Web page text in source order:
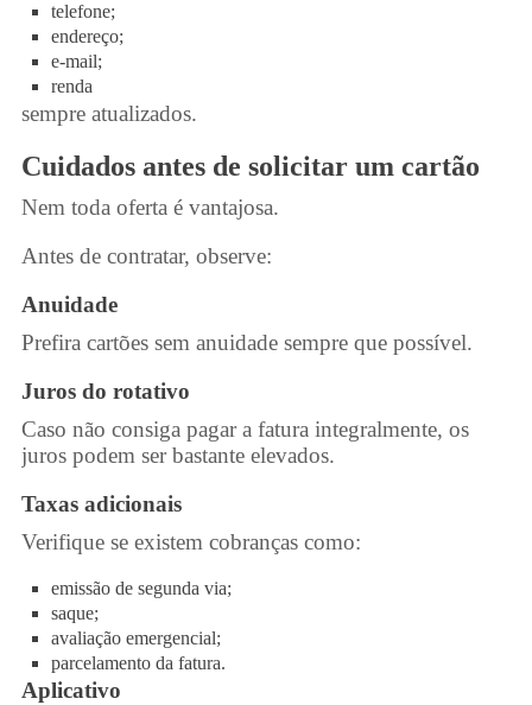
telefone;
endereço;
e-mail;
renda
sempre atualizados.
Cuidados antes de solicitar um cartão
Nem toda oferta é vantajosa.
Antes de contratar, observe:
Anuidade
Prefira cartões sem anuidade sempre que possível.
Juros do rotativo
Caso não consiga pagar a fatura integralmente, os
juros podem ser bastante elevados.
Taxas adicionais
Verifique se existem cobranças como:
emissão de segunda via;
saque;
avaliação emergencial;
parcelamento da fatura.
Aplicativo